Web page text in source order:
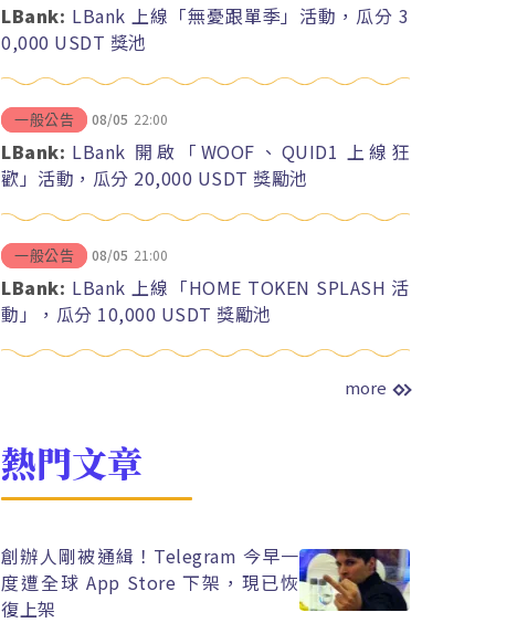
LBank: LBank 上線「無憂跟單季」活動，瓜分 3
0,000 USDT 獎池
一般公告 08/05 22:00
LBank: LBank 開啟「WOOF、QUID1 上線狂
歡」活動，瓜分 20,000 USDT 獎勵池
一般公告 08/05 21:00
LBank: LBank 上線「HOME TOKEN SPLASH 活
動」，瓜分 10,000 USDT 獎勵池
more
熱門文章
創辦人剛被通緝！Telegram 今早一
度遭全球 App Store 下架，現已恢
復上架